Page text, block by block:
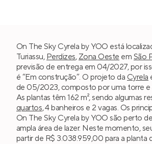
On The Sky Cyrela by YOO está
Turiassu, Perdizes, Zona Oeste em São
previsão de entrega em 04/2027, por
é “Em construção”. O projeto da Cyrela
de 05/2023, composto por uma torre e
As plantas têm 162 m², sendo algumas
quartos, 4 banheiros e 2 vagas. Os
On The Sky Cyrela by YOO são perto
ampla área de lazer. Neste momento,
partir de R$ 3.038.959,00 para a planta